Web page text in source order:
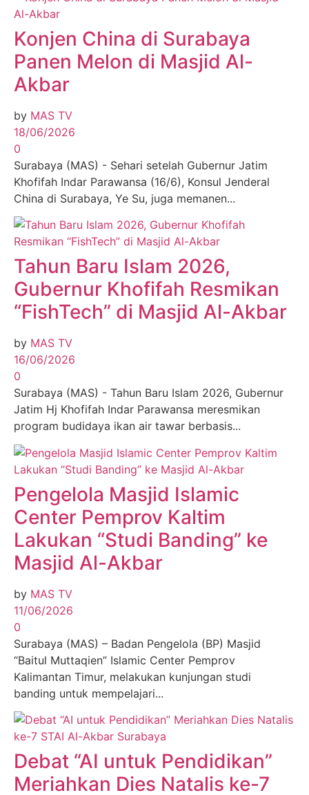
Konjen China di Surabaya
Panen Melon di Masjid Al-
Akbar
by MAS TV
18/06/2026
0
Surabaya (MAS) - Sehari setelah Gubernur Jatim
Khofifah Indar Parawansa (16/6), Konsul Jenderal
China di Surabaya, Ye Su, juga memanen...
Tahun Baru Islam 2026,
Gubernur Khofifah Resmikan
“FishTech” di Masjid Al-Akbar
by MAS TV
16/06/2026
0
Surabaya (MAS) - Tahun Baru Islam 2026, Gubernur
Jatim Hj Khofifah Indar Parawansa meresmikan
program budidaya ikan air tawar berbasis...
Pengelola Masjid Islamic
Center Pemprov Kaltim
Lakukan “Studi Banding” ke
Masjid Al-Akbar
by MAS TV
11/06/2026
0
Surabaya (MAS) – Badan Pengelola (BP) Masjid
“Baitul Muttaqien” Islamic Center Pemprov
Kalimantan Timur, melakukan kunjungan studi
banding untuk mempelajari...
Debat “AI untuk Pendidikan”
Meriahkan Dies Natalis ke-7